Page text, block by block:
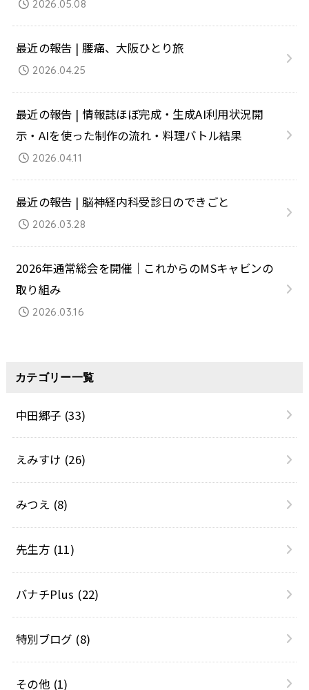
2026.05.08
最近の報告 | 腰痛、大阪ひとり旅
2026.04.25
最近の報告 | 情報誌ほぼ完成・生成AI利用状況開
示・AIを使った制作の流れ・料理バトル結果
2026.04.11
最近の報告 | 脳神経内科受診日のできごと
2026.03.28
2026年通常総会を開催｜これからのMSキャビンの
取り組み
2026.03.16
カテゴリー一覧
中田郷子 (33)
えみすけ (26)
みつえ (8)
先生方 (11)
バナチPlus (22)
特別ブログ (8)
その他 (1)